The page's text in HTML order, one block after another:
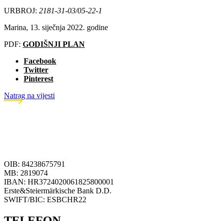
URBROJ: 2181-31-03/05-22-1
Marina, 13. siječnja 2022. godine
PDF: GODIŠNJI PLAN
Facebook
Twitter
Pinterest
Natrag na vijesti
OIB: 84238675791
MB: 2819074
IBAN: HR3724020061825800001
Erste&Steiermärkische Bank D.D.
SWIFT/BIC: ESBCHR22